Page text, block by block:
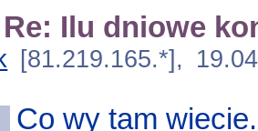
Re: Ilu dniowe
[81.219.165.*],
Co wy tam wiecie.